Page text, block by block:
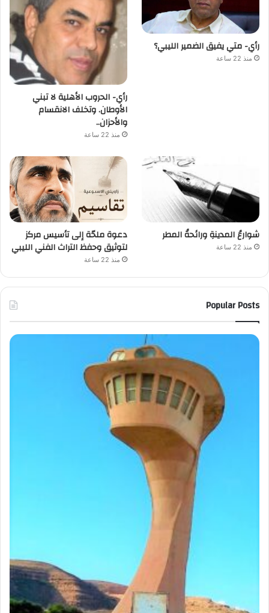
رأي- متي يفيق الضمير الليبي؟
منذ 22 ساعة
رأي- الحروب الأهلية لا تبني
الأوطان. وتخلف الانقسام
والأحزان..
منذ 22 ساعة
شوارعُ المدينةِ ورائحةُ المطر
منذ 22 ساعة
دعوة ملحّة إلى تأسيس مركز
لتوثيق وحفظ التراث الفني الليبي
منذ 22 ساعة
Popular Posts